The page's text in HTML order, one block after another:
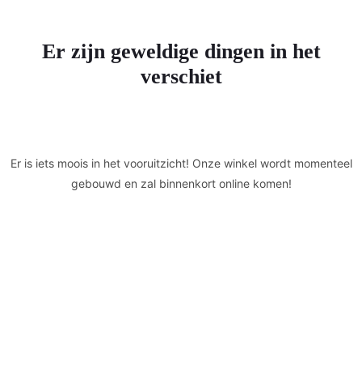
Er zijn geweldige dingen in het
verschiet
Er is iets moois in het vooruitzicht! Onze winkel wordt momenteel
gebouwd en zal binnenkort online komen!